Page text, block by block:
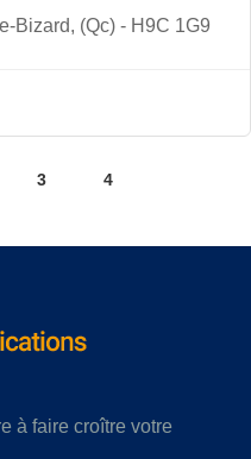
Bizard, (Qc) - H9C 1G9
3 4
à faire croître votre